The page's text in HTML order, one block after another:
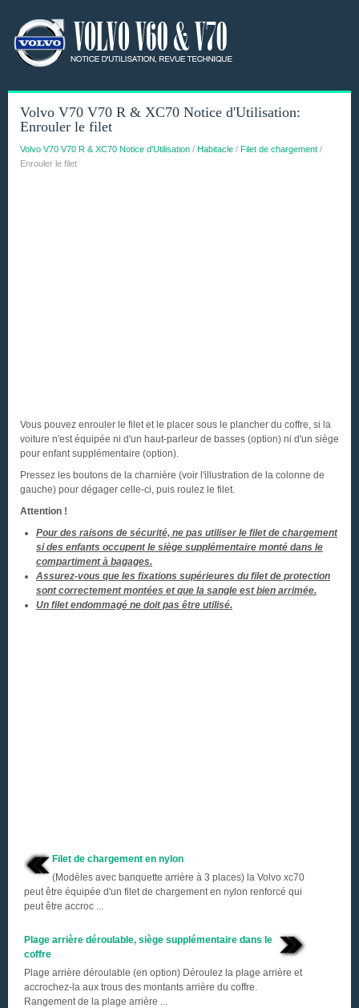
Volvo V70 V70 R & XC70 Notice d'Utilisation:
Enrouler le filet
Volvo V70 V70 R & XC70 Notice d'Utilisation / Habitacle / Filet de chargement /
Enrouler le filet
Vous pouvez enrouler le filet et le placer sous le plancher du coffre, si la
voiture n'est équipée ni d'un haut-parleur de basses (option) ni d'un siège
pour enfant supplémentaire (option).
Pressez les boutons de la charnière (voir l'illustration de la colonne de
gauche) pour dégager celle-ci, puis roulez le filet.
Attention !
Pour des raisons de sécurité, ne pas utiliser le filet de chargement
si des enfants occupent le siège supplémentaire monté dans le
compartiment à bagages.
Assurez-vous que les fixations supérieures du filet de protection
sont correctement montées et que la sangle est bien arrimée.
Un filet endommagé ne doit pas être utilisé.
Filet de chargement en nylon
(Modèles avec banquette arrière à 3 places) la Volvo xc70
peut être équipée d'un filet de chargement en nylon renforcé qui
peut être accroc ...
Plage arrière déroulable, siège supplémentaire dans le
coffre
Plage arrière déroulable (en option) Déroulez la plage arrière et
accrochez-la aux trous des montants arrière du coffre.
Rangement de la plage arrière ...